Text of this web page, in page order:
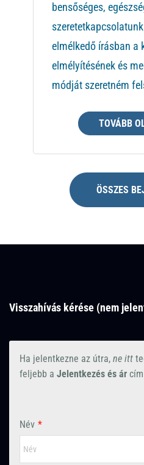
bensőséges,
elmélkedő írásban a
elmélyítésének és
módját szeretném
TOVÁBB
ÖSSZES
Visszahívás kérése (nem
Ha jelentkezne az útra, ne itt
feljebb a Jelentkezés és ár
Név *